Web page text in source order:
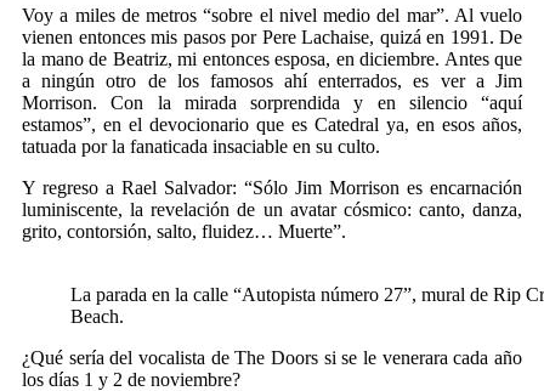
Voy a miles de metros “sobre el nivel medio del mar”. Al vuelo
vienen entonces mis pasos por Pere Lachaise, quizá en 1991. De
la mano de Beatriz, mi entonces esposa, en diciembre. Antes que
a ningún otro de los famosos ahí enterrados, es ver a Jim
Morrison. Con la mirada sorprendida y en silencio “aquí
estamos”, en el devocionario que es Catedral ya, en esos años,
tatuada por la fanaticada insaciable en su culto.
Y regreso a Rael Salvador: “Sólo Jim Morrison es encarnación
luminiscente, la revelación de un avatar cósmico: canto, danza,
grito, contorsión, salto, fluidez… Muerte”.
La parada en la calle “Autopista número 27”, mural de Rip
Beach.
¿Qué sería del vocalista de The Doors si se le venerara cada año
los días 1 y 2 de noviembre?